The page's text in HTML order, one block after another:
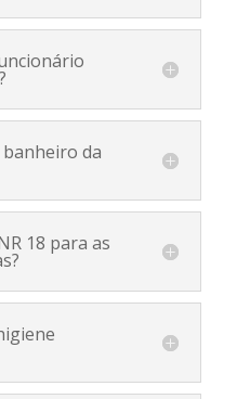
da
18 para as